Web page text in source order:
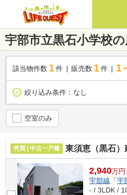
宇部市立黒石小学校
該当物件数 1件 販売数 1 件 1
絞り込み条件： なし
空室のみ
売買 | 中古一戸建 東須恵（黒石）
2,940万円
宇部線 「宇
- / 3LDK /